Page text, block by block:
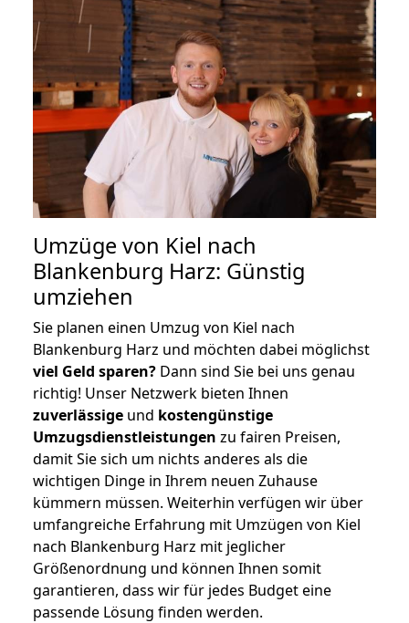
Umzüge von Kiel nach
Blankenburg Harz: Günstig
umziehen
Sie planen einen Umzug von Kiel nach
Blankenburg Harz und möchten dabei möglichst
viel Geld sparen? Dann sind Sie bei uns genau
richtig! Unser Netzwerk bieten Ihnen
zuverlässige und kostengünstige
Umzugsdienstleistungen zu fairen Preisen,
damit Sie sich um nichts anderes als die
wichtigen Dinge in Ihrem neuen Zuhause
kümmern müssen. Weiterhin verfügen wir über
umfangreiche Erfahrung mit Umzügen von Kiel
nach Blankenburg Harz mit jeglicher
Größenordnung und können Ihnen somit
garantieren, dass wir für jedes Budget eine
passende Lösung finden werden.